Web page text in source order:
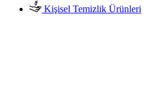
Kişisel Temizlik Ürünleri